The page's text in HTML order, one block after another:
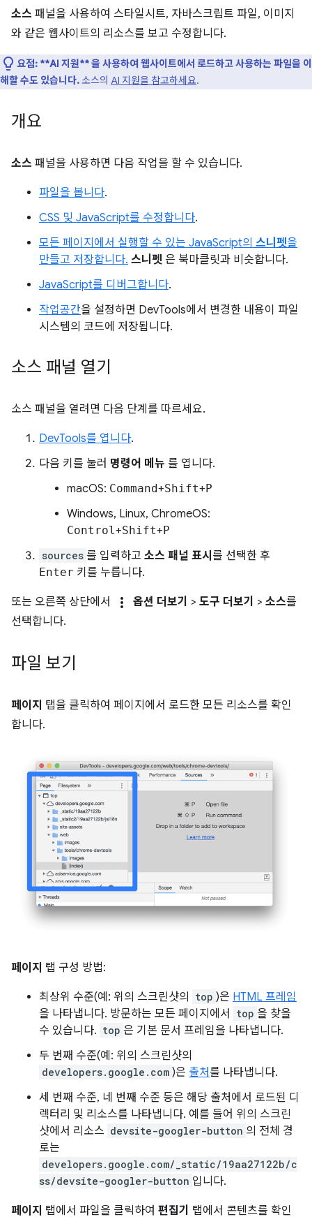
소스 패널을 사용하여 스타일시트, 자바스크립트 파일, 이미지
와 같은 웹사이트의 리소스를 보고 수정합니다.
요점: **AI 지원** 을 사용하여 웹사이트에서 로드하고 사용하는 파일을 이
해할 수도 있습니다.소스의 AI 지원을 참고하세요.
개요
소스 패널을 사용하면 다음 작업을 할 수 있습니다.
파일을 봅니다.
CSS 및 JavaScript를 수정합니다.
모든 페이지에서 실행할 수 있는 JavaScript의 스니펫을
만들고 저장합니다. 스니펫 은 북마클릿과 비슷합니다.
JavaScript를 디버그합니다.
작업공간을 설정하면 DevTools에서 변경한 내용이 파일
시스템의 코드에 저장됩니다.
소스 패널 열기
소스 패널을 열려면 다음 단계를 따르세요.
DevTools를 엽니다.
다음 키를 눌러 명령어 메뉴 를 엽니다.
macOS: Command+Shift+P
Windows, Linux, ChromeOS:
Control+Shift+P
sources 를 입력하고 소스 패널 표시 를 선택한 후
Enter 키를 누릅니다.
또는 오른쪽 상단에서 more_vert 옵션 더보기 > 도구 더보기 > 소스를
선택합니다.
파일 보기
페이지 탭을 클릭하여 페이지에서 로드한 모든 리소스를 확인
합니다.
페이지 탭 구성 방법:
최상위 수준(예: 위의 스크린샷의 top )은 HTML 프레임
을 나타냅니다. 방문하는 모든 페이지에서
top 을 찾을
수 있습니다. top 은 기본 문서 프레임을 나타냅니다.
두 번째 수준(예: 위의 스크린샷의
developers.google.com )은 출처를 나타냅니다.
세 번째 수준, 네 번째 수준 등은 해당 출처에서 로드된 디
렉터리 및 리소스를 나타냅니다. 예를 들어 위의 스크린
샷에서 리소스 devsite-googler-button 의 전체 경
로는
developers.google.com/_static/19aa27122b/c
ss/devsite-googler-button 입니다.
페이지 탭에서 파일을 클릭하여 편집기 탭에서 콘텐츠를 확인